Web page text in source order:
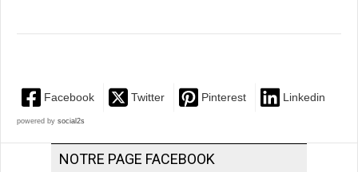
Facebook Twitter Pinterest Linkedin
powered by social2s
NOTRE PAGE FACEBOOK